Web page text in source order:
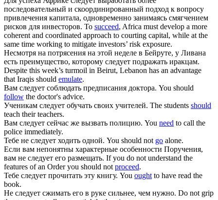
последовательный и скоординированный подход к вопросу
привлечения капитала, одновременно занимаясь смягчением
рисков для инвесторов. To succeed, Africa must develop a more
coherent and coordinated approach to courting capital, while at the
same time working to mitigate investors’ risk exposure.
Несмотря на потрясения на этой неделе в Бейруте, у Ливана
есть преимущество, которому следует подражать иракцам.
Despite this week’s turmoil in Beirut, Lebanon has an advantage
that Iraqis should emulate.
Вам следует соблюдать предписания доктора. You should
follow the doctor's advice.
Ученикам следует обучать своих учителей. The students should
teach their teachers.
Вам следует сейчас же вызвать полицию. You need to call the
police immediately.
Тебе не следует ходить одной. You should not go alone.
Если вам непонятны характерные особенности Поручения,
вам не следует его размещать. If you do not understand the
features of an Order you should notproceed.
Тебе следует прочитать эту книгу. You oughtto have read the
book.
Не следует сжимать его в руке сильнее, чем нужно. Do not grip